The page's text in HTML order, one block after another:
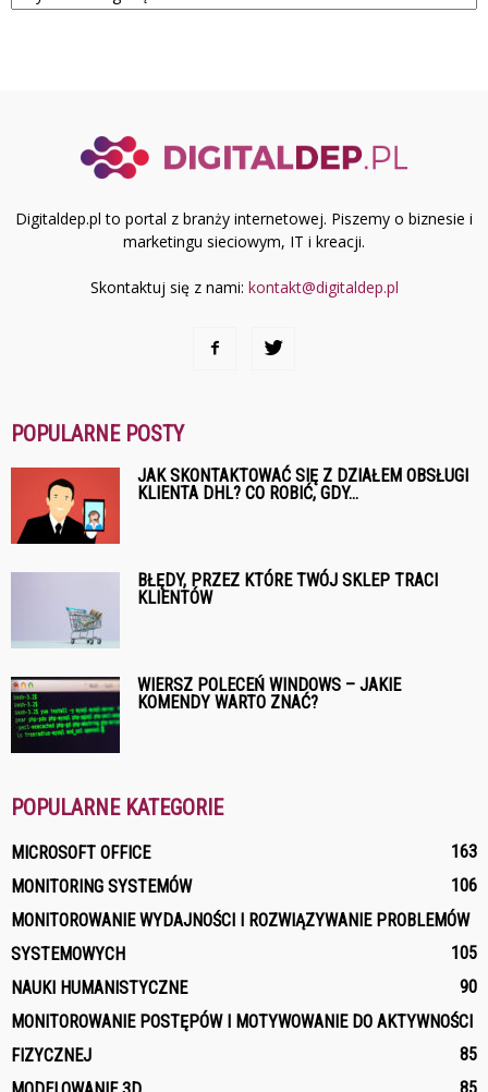
Digitaldep.pl to portal z branży internetowej. Piszemy o biznesie i
marketingu sieciowym, IT i kreacji.
Skontaktuj się z nami: kontakt@digitaldep.pl
POPULARNE POSTY
JAK SKONTAKTOWAĆ SIĘ Z DZIAŁEM OBSŁUGI
KLIENTA DHL? CO ROBIĆ, GDY...
BŁĘDY, PRZEZ KTÓRE TWÓJ SKLEP TRACI
KLIENTÓW
WIERSZ POLECEŃ WINDOWS – JAKIE
KOMENDY WARTO ZNAĆ?
POPULARNE KATEGORIE
MICROSOFT OFFICE
163
MONITORING SYSTEMÓW
106
MONITOROWANIE WYDAJNOŚCI I ROZWIĄZYWANIE PROBLEMÓW
SYSTEMOWYCH
105
NAUKI HUMANISTYCZNE
90
MONITOROWANIE POSTĘPÓW I MOTYWOWANIE DO AKTYWNOŚCI
FIZYCZNEJ
85
85